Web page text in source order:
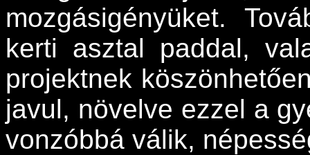
mozgásigényüket.
kerti asztal paddal,
projektnek
javul, növelve ezzel a
vonzóbbá válik,